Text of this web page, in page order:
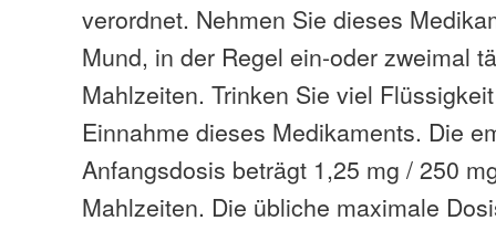
verordnet. Nehmen Sie dieses
Mund, in der Regel ein-oder zweimal
Mahlzeiten. Trinken Sie viel
Einnahme dieses Medikaments. Die
Anfangsdosis beträgt 1,25 mg / 250
Mahlzeiten. Die übliche maximale